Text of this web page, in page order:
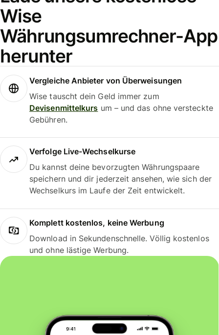
Wise
Währungsumrechner-App
herunter
Vergleiche Anbieter von Überweisungen
Wise tauscht dein Geld immer zum
Devisenmittelkurs um – und das ohne versteckte
Gebühren.
Verfolge Live-Wechselkurse
Du kannst deine bevorzugten Währungspaare
speichern und dir jederzeit ansehen, wie sich der
Wechselkurs im Laufe der Zeit entwickelt.
Komplett kostenlos, keine Werbung
Download in Sekundenschnelle. Völlig kostenlos
und ohne lästige Werbung.